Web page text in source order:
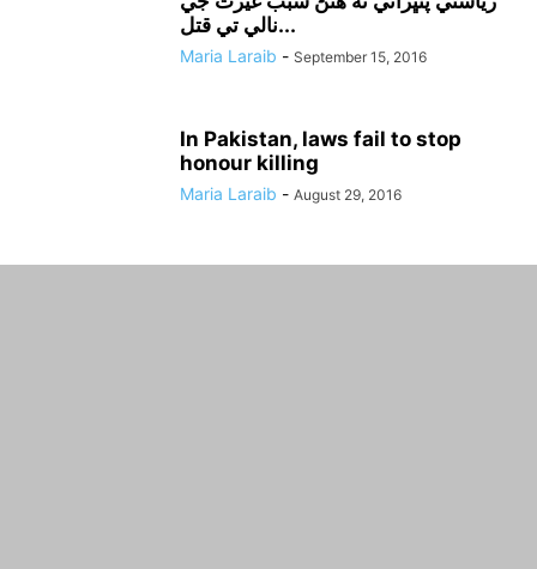
نالي تي قتل...
Maria Laraib - September 15, 2016
In Pakistan, laws fail to stop
honour killing
Maria Laraib - August 29, 2016